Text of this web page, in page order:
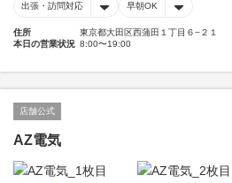
出張・訪問対応 早朝OK
住所
東京都大田区西蒲田１丁目６−２１
本日の営業状況 8:00〜19:00
店舗公式
AZ電気